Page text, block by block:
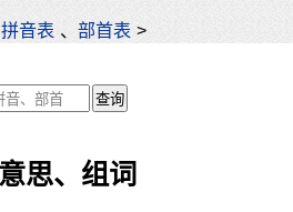
拼音表 、部首表 >
思、组词